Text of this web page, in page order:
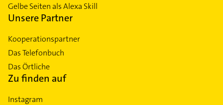
Gelbe Seiten als Alexa Skill
Unsere Partner
Kooperationspartner
Das Telefonbuch
Das Örtliche
Zu finden auf
Instagram